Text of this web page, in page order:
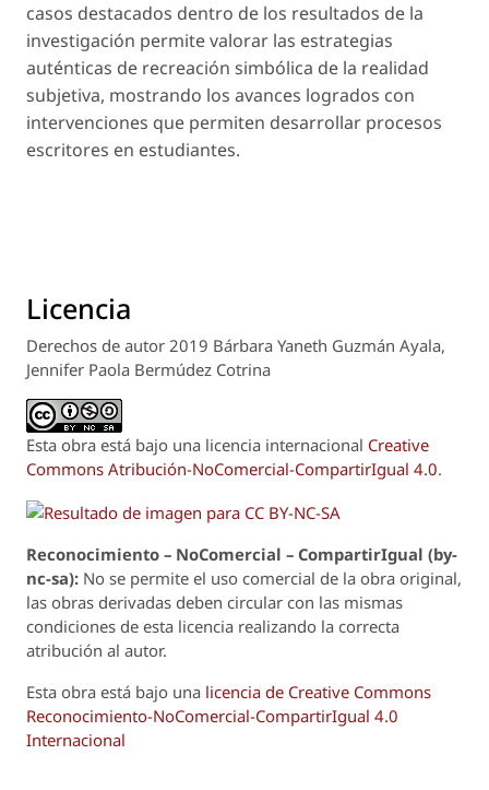
casos destacados dentro de los resultados de la
investigación permite valorar las estrategias
auténticas de recreación simbólica de la realidad
subjetiva, mostrando los avances logrados con
intervenciones que permiten desarrollar proce­sos
escritores en estudiantes.
Licencia
Derechos de autor 2019 Bárbara Yaneth Guzmán Ayala,
Jennifer Paola Bermúdez Cotrina
Esta obra está bajo una licencia internacional Creative
Commons Atribución-NoComercial-CompartirIgual 4.0.
Reconocimiento – NoComercial – CompartirIgual (by-
nc-sa): No se permite el uso comercial de la obra original,
las obras derivadas deben circular con las mismas
condiciones de esta licencia realizando la correcta
atribución al autor.
Esta obra está bajo una licencia de Creative Commons
Reconocimiento-NoComercial-CompartirIgual 4.0
Internacional